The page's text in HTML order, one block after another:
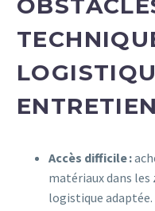
ENTRETIEN
Accès difficile :
matériaux dans les
logistique adaptée.